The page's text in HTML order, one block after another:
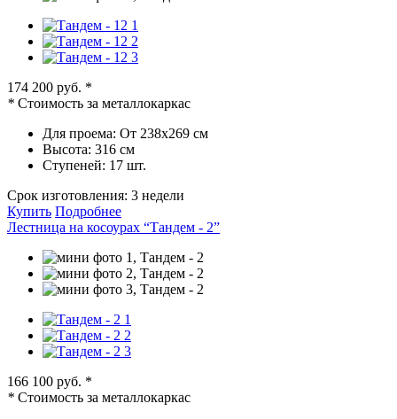
174 200 руб. *
* Стоимость за металлокаркас
Для проема: От 238х269 см
Высота: 316 см
Ступеней: 17 шт.
Срок изготовления: 3 недели
Купить Подробнее
Лестница на косоурах “Тандем - 2”
166 100 руб. *
* Стоимость за металлокаркас